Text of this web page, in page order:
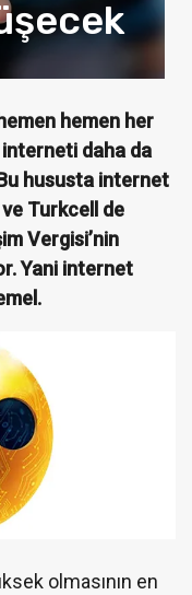
hemen her
interneti daha da
hususta internet
Turkcell de
Vergisi’nin
Yani internet
olmasının en